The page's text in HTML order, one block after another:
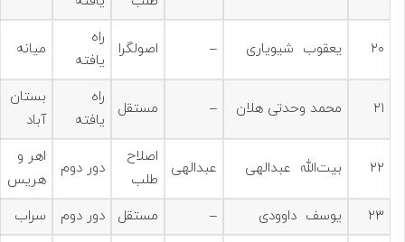
۲۰ یعقوب شیویاری – اصولگرا
راه
یافته
میانه
۲۱ محمد وحدتی هلان – مستقل
راه
یافته
بستان
آباد
۲۲ بیت‌الله عبدالهی عبدالهی
اصلاح
طلب
دور دوم
اهر و
هریس
۲۳
یوسف داوودی – مستقل دور دوم سراب